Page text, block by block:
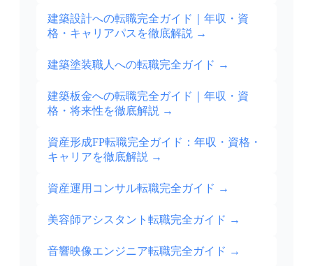
建築設計への転職完全ガイド｜年収・資
格・キャリアパスを徹底解説 →
建築塗装職人への転職完全ガイド →
建築板金への転職完全ガイド｜年収・資
格・将来性を徹底解説 →
資産形成FP転職完全ガイド：年収・資格・
キャリアを徹底解説 →
資産運用コンサル転職完全ガイド →
美容師アシスタント転職完全ガイド →
音響映像エンジニア転職完全ガイド →